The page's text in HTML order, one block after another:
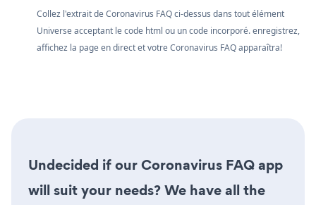
Collez l'extrait de Coronavirus FAQ ci-dessus dans tout élément
Universe acceptant le code html ou un code incorporé. enregistrez,
affichez la page en direct et votre Coronavirus FAQ apparaîtra!
Undecided if our Coronavirus FAQ app
will suit your needs? We have all the